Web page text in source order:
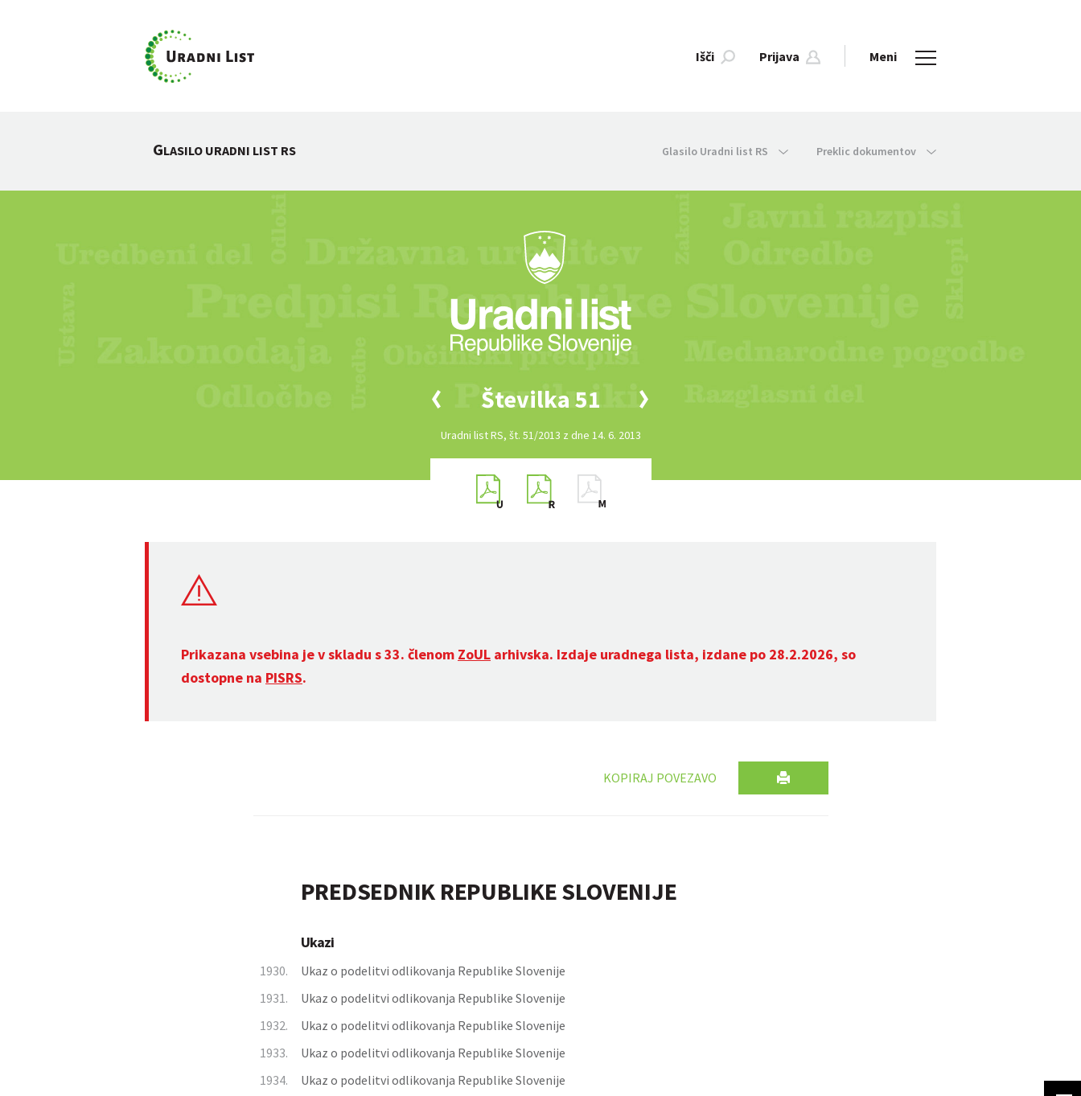
Išči Prijava Meni
GLASILO URADNI LIST RS Glasilo Uradni list RS Preklic dokumentov
Številka 51
Uradni list RS, št. 51/2013 z dne 14. 6. 2013
Prikazana vsebina je v skladu s 33. členom ZoUL arhivska. Izdaje uradnega lista, izdane po 28.2.2026, so
dostopne na PISRS.
KOPIRAJ POVEZAVO
PREDSEDNIK REPUBLIKE SLOVENIJE
Ukazi
1930.
Ukaz o podelitvi odlikovanja Republike Slovenije
1931.
Ukaz o podelitvi odlikovanja Republike Slovenije
1932.
Ukaz o podelitvi odlikovanja Republike Slovenije
1933.
Ukaz o podelitvi odlikovanja Republike Slovenije
1934.
Ukaz o podelitvi odlikovanja Republike Slovenije